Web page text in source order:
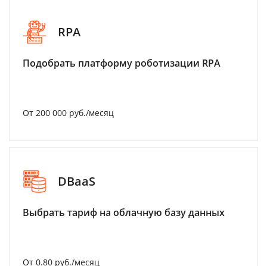
RPA
Подобрать платформу роботизации RPA
От 200 000 руб./месяц
DBaaS
Выбрать тариф на облачную базу данных
От 0.80 руб./месяц